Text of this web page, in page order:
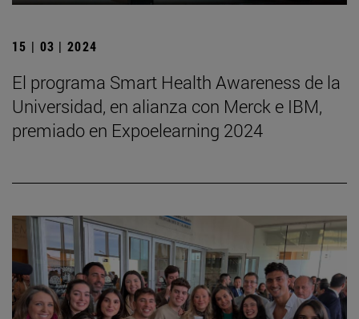
15 | 03 | 2024
El programa Smart Health Awareness de la
Universidad, en alianza con Merck e IBM,
premiado en Expoelearning 2024